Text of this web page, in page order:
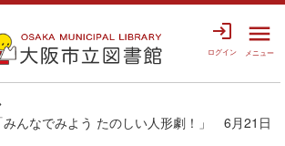
login
ログイン
menu
メニュー
みんなでみよう たのしい人形劇！」 6月21日